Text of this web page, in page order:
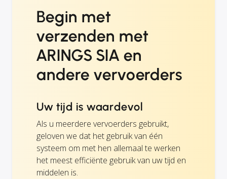
Begin met
verzenden met
ARINGS SIA en
andere vervoerders
Uw tijd is waardevol
Als u meerdere vervoerders gebruikt,
geloven we dat het gebruik van één
systeem om met hen allemaal te werken
het meest efficiënte gebruik van uw tijd en
middelen is.